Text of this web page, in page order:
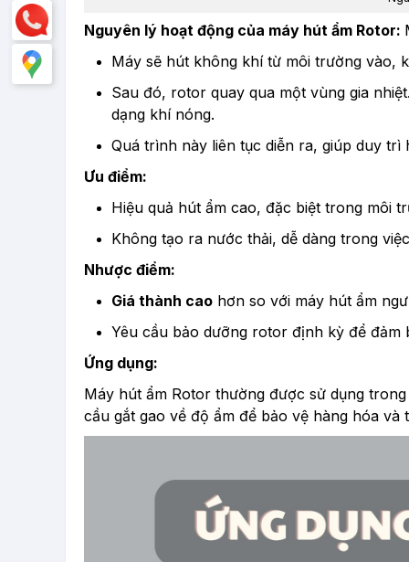
Nguyên lý hoạt động của máy hút ẩm Rotor:
Máy sẽ hút không khí từ môi trường vào,
Sau đó, rotor quay qua một vùng gia
dạng khí nóng.
Quá trình này liên tục diễn ra, giúp duy trì
Ưu điểm:
Hiệu quả hút ẩm cao, đặc biệt trong môi
Không tạo ra nước thải, dễ dàng trong
Nhược điểm:
Giá thành cao hơn so với máy hút ẩm
Yêu cầu bảo dưỡng rotor định kỳ để đảm
Ứng dụng:
Máy hút ẩm Rotor thường được sử dụng
cầu gắt gao về độ ẩm để bảo vệ hàng hóa